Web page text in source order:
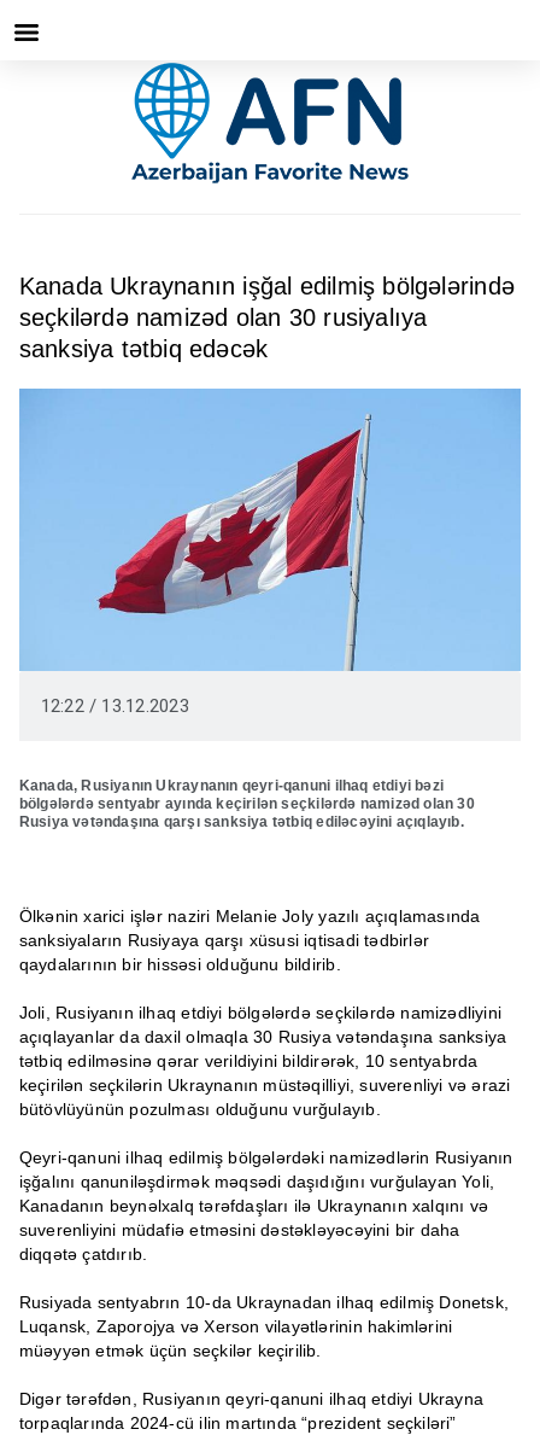
Kanada Ukraynanın işğal edilmiş bölgələrində
seçkilərdə namizəd olan 30 rusiyalıya
sanksiya tətbiq edəcək
12:22 / 13.12.2023
Kanada, Rusiyanın Ukraynanın qeyri-qanuni ilhaq etdiyi bəzi
bölgələrdə sentyabr ayında keçirilən seçkilərdə namizəd olan 30
Rusiya vətəndaşına qarşı sanksiya tətbiq ediləcəyini açıqlayıb.
Ölkənin xarici işlər naziri Melanie Joly yazılı açıqlamasında
sanksiyaların Rusiyaya qarşı xüsusi iqtisadi tədbirlər
qaydalarının bir hissəsi olduğunu bildirib.
Joli, Rusiyanın ilhaq etdiyi bölgələrdə seçkilərdə namizədliyini
açıqlayanlar da daxil olmaqla 30 Rusiya vətəndaşına sanksiya
tətbiq edilməsinə qərar verildiyini bildirərək, 10 sentyabrda
keçirilən seçkilərin Ukraynanın müstəqilliyi, suverenliyi və ərazi
bütövlüyünün pozulması olduğunu vurğulayıb.
Qeyri-qanuni ilhaq edilmiş bölgələrdəki namizədlərin Rusiyanın
işğalını qanuniləşdirmək məqsədi daşıdığını vurğulayan Yoli,
Kanadanın beynəlxalq tərəfdaşları ilə Ukraynanın xalqını və
suverenliyini müdafiə etməsini dəstəkləyəcəyini bir daha
diqqətə çatdırıb.
Rusiyada sentyabrın 10-da Ukraynadan ilhaq edilmiş Donetsk,
Luqansk, Zaporojya və Xerson vilayətlərinin hakimlərini
müəyyən etmək üçün seçkilər keçirilib.
Digər tərəfdən, Rusiyanın qeyri-qanuni ilhaq etdiyi Ukrayna
torpaqlarında 2024-cü ilin martında “prezident seçkiləri”